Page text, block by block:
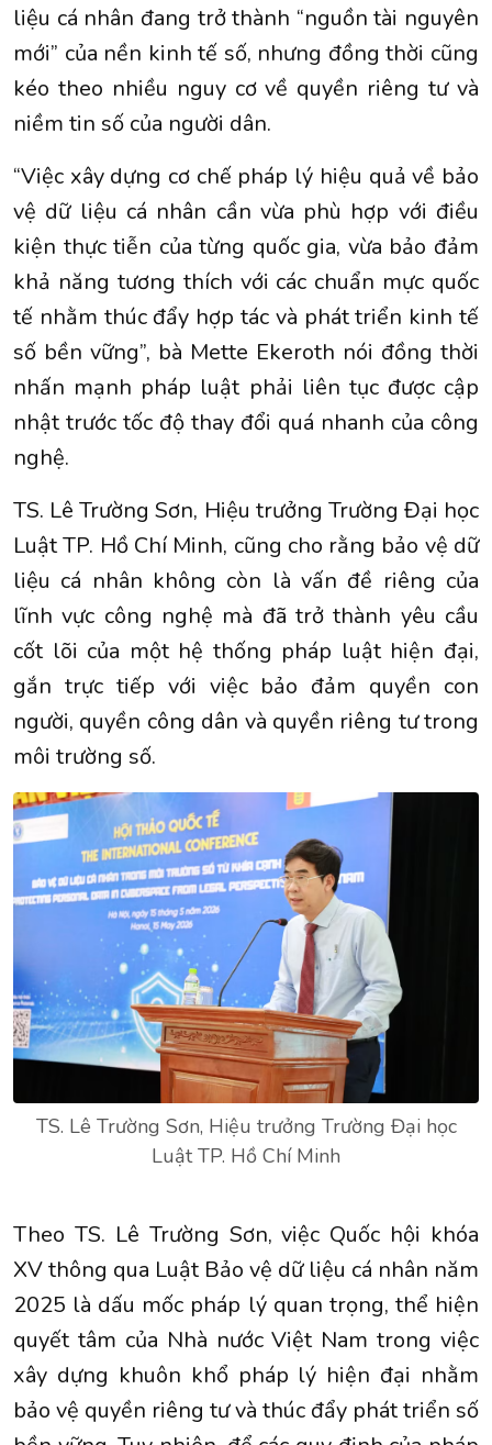
liệu cá nhân đang trở thành “nguồn tài nguyên
mới” của nền kinh tế số, nhưng đồng thời cũng
kéo theo nhiều nguy cơ về quyền riêng tư và
niềm tin số của người dân.
“Việc xây dựng cơ chế pháp lý hiệu quả về bảo
vệ dữ liệu cá nhân cần vừa phù hợp với điều
kiện thực tiễn của từng quốc gia, vừa bảo đảm
khả năng tương thích với các chuẩn mực quốc
tế nhằm thúc đẩy hợp tác và phát triển kinh tế
số bền vững”, bà Mette Ekeroth nói đồng thời
nhấn mạnh pháp luật phải liên tục được cập
nhật trước tốc độ thay đổi quá nhanh của công
nghệ.
TS. Lê Trường Sơn, Hiệu trưởng Trường Đại học
Luật TP. Hồ Chí Minh, cũng cho rằng bảo vệ dữ
liệu cá nhân không còn là vấn đề riêng của
lĩnh vực công nghệ mà đã trở thành yêu cầu
cốt lõi của một hệ thống pháp luật hiện đại,
gắn trực tiếp với việc bảo đảm quyền con
người, quyền công dân và quyền riêng tư trong
môi trường số.
TS. Lê Trường Sơn, Hiệu trưởng Trường Đại học
Luật TP. Hồ Chí Minh
Theo TS. Lê Trường Sơn, việc Quốc hội khóa
XV thông qua Luật Bảo vệ dữ liệu cá nhân năm
2025 là dấu mốc pháp lý quan trọng, thể hiện
quyết tâm của Nhà nước Việt Nam trong việc
xây dựng khuôn khổ pháp lý hiện đại nhằm
bảo vệ quyền riêng tư và thúc đẩy phát triển số